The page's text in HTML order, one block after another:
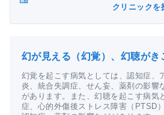
クリニックを
幻が見える（幻覚）、幻聴がき
幻覚を起こす病気としては、認知症、
炎、統合失調症、せん妄、薬剤の影響
があります。また、幻聴を起こす病気
症、心的外傷後ストレス障害（PTSD